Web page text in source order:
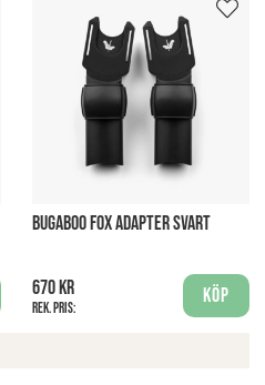
BUGABOO FOX ADAPTER SVART
670 kr
Rek. pris:
Köp